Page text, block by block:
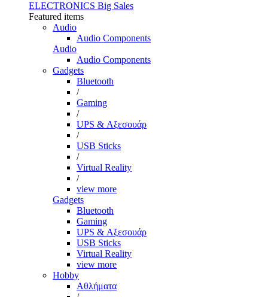
ELECTRONICS Big Sales
Featured items
Audio
Audio Components
Audio
Audio Components
Gadgets
Bluetooth
/
Gaming
/
UPS & Αξεσουάρ
/
USB Sticks
/
Virtual Reality
/
view more
Gadgets
Bluetooth
Gaming
UPS & Αξεσουάρ
USB Sticks
Virtual Reality
view more
Hobby
Αθλήματα